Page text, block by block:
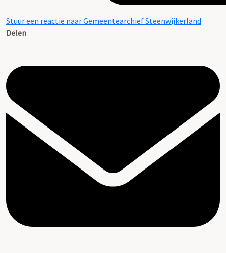
Stuur een reactie naar Gemeentearchief Steenwijkerland
Delen